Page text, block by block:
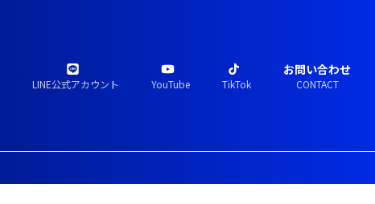
LINE公式アカウント YouTube TikTok
お問い合わせ
CONTACT